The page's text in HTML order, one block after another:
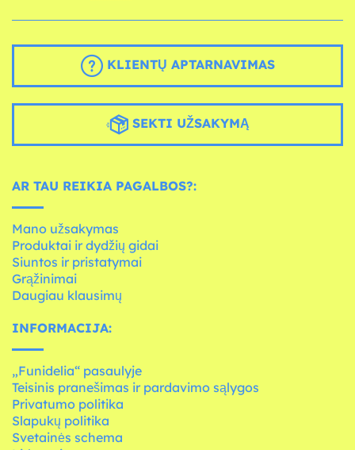
KLIENTŲ APTARNAVIMAS
SEKTI UŽSAKYMĄ
AR TAU REIKIA PAGALBOS?:
Mano užsakymas
Produktai ir dydžių gidai
Siuntos ir pristatymai
Grąžinimai
Daugiau klausimų
INFORMACIJA:
„Funidelia“ pasaulyje
Teisinis pranešimas ir pardavimo sąlygos
Privatumo politika
Slapukų politika
Svetainės schema